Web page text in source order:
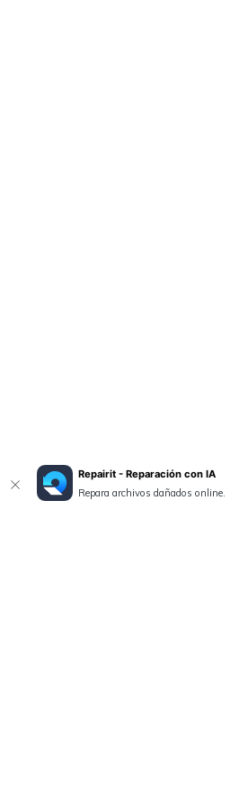
Repairit - Reparación con IA
Repara archivos dañados online.